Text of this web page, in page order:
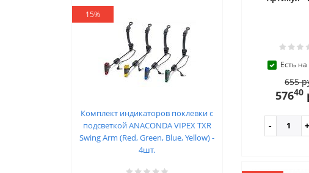
15%
Комплект индикаторов поклевки с
подсветкой ANACONDA VIPEX TXR
Swing Arm (Red, Green, Blue, Yellow) -
4шт.
Есть на
655
57640